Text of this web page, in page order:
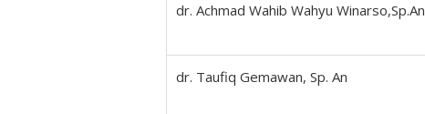
dr. Achmad Wahib Wahyu Winarso,Sp.An
dr. Taufiq Gemawan, Sp. An